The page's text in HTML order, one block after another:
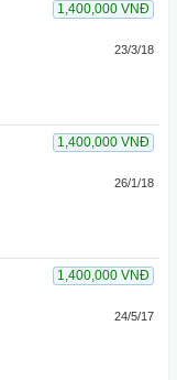
1,400,000 VNĐ
23/3/18
1,400,000 VNĐ
26/1/18
1,400,000 VNĐ
24/5/17